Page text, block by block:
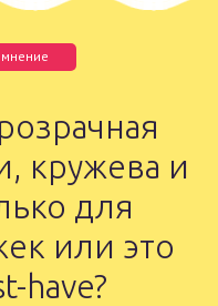
кружева и
для
или это
have?